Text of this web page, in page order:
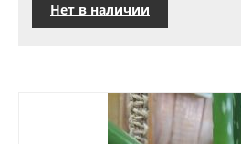
Нет в наличии